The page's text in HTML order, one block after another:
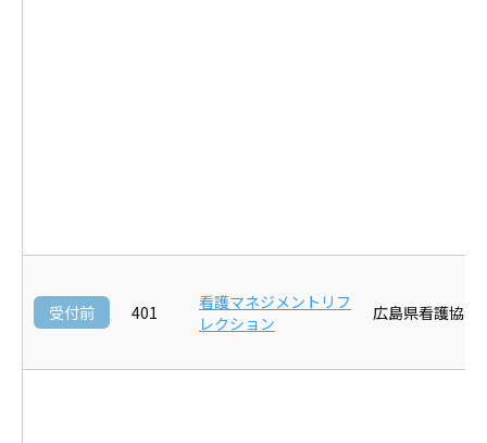
受付前 401
看護マネジメントリフ
レクション
広島県看護協会